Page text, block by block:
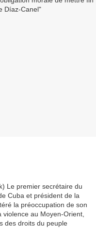
Le premier secrétaire du
Cuba et président de la
la préoccupation de son
au Moyen-Orient,
des droits du peuple